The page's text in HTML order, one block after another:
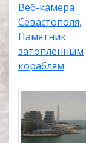
Веб-камера
Севастополя,
Памятник
затопленным
кораблям